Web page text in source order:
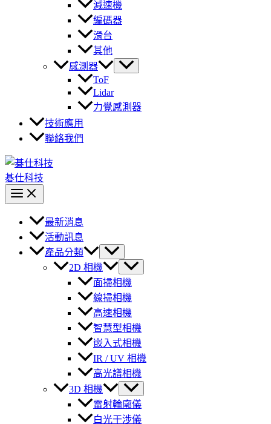
減速機
編碼器
滑台
其他
感測器
ToF
Lidar
力覺感測器
技術應用
聯絡我們
碁仕科技
最新消息
活動訊息
產品分類
2D 相機
面掃相機
線掃相機
高速相機
智慧型相機
嵌入式相機
IR / UV 相機
高光譜相機
3D 相機
雷射輪廓儀
白光干涉儀